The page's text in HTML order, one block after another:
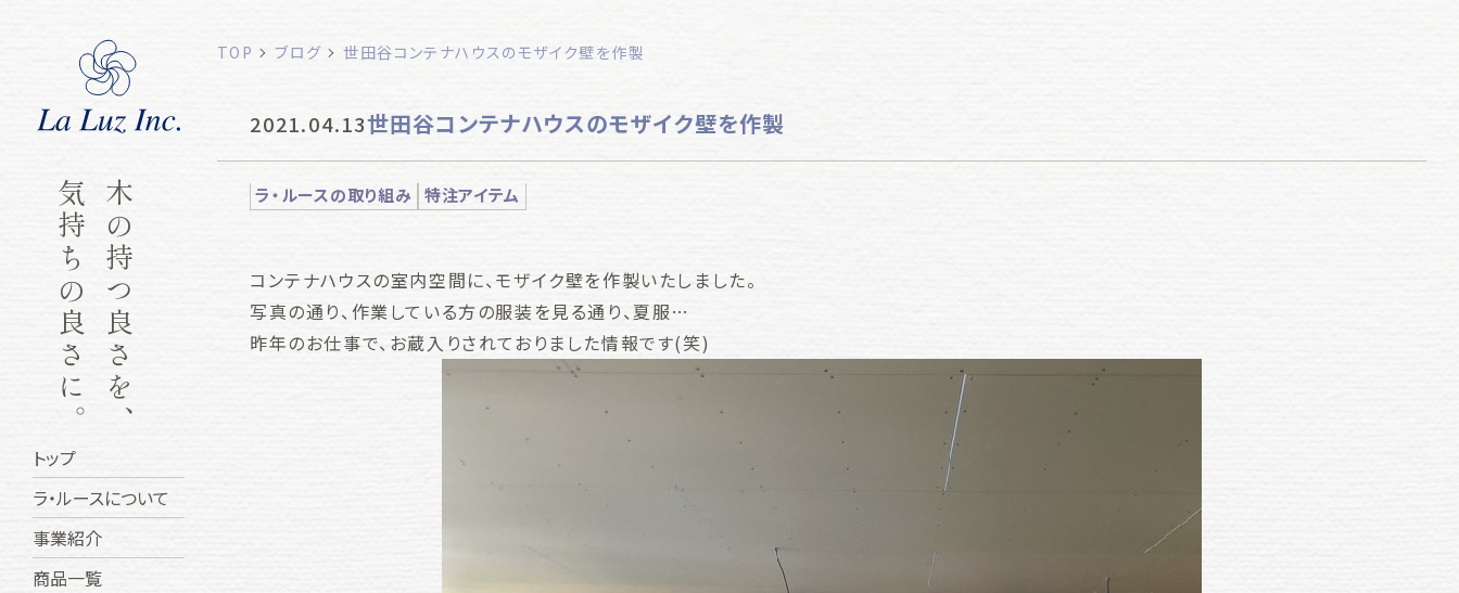
木の持つ良さを、
気持ちの良さに。
トップ
ラ・ルースについて
事業紹介
商品一覧
TOP ブログ 世田谷コンテナハウスのモザイク壁を作製
2021.04.13世田谷コンテナハウスのモザイク壁を作製
ラ・ルースの取り組み 特注アイテム
コンテナハウスの室内空間に、モザイク壁を作製いたしました。
写真の通り、作業している方の服装を見る通り、夏服…
昨年のお仕事で、お蔵入りされておりました情報です(笑)